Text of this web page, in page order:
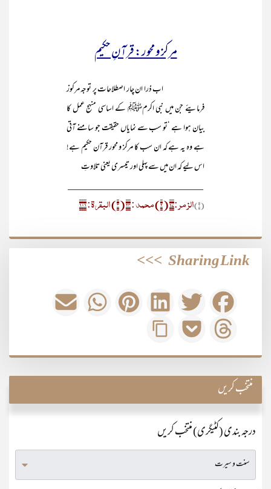
مرکز و محور: قرآنِ حکیم
اب ذرا ان چار اصطلاحات پر توجہ مرکوز
فرمایئے جن میں نبی اکرمﷺ کے اساسی منہج عمل کا
بیان ہوا ہے ‘تو سب سے نمایاں حقیقت جو سامنے آتی
ہے وہ یہ ہے کہ ان سب کا مرکز و محور قرآن حکیم ہے!
اس لیے کہ ان میں سے پہلی اور تیسری یعنی تلاوتِ
____________________________
(۱) الزمر:۶۷ (۲) محمد : ۲۴ (۳) البقرۃ: ۱۰۱
Sharing Link
>>>
منتخب کریں
درجہ بندی (کٹیگری) منتخب کریں